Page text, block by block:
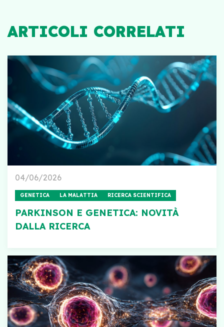
ARTICOLI CORRELATI
04/06/2026
GENETICA LA MALATTIA RICERCA SCIENTIFICA
PARKINSON E GENETICA: NOVITÀ
DALLA RICERCA